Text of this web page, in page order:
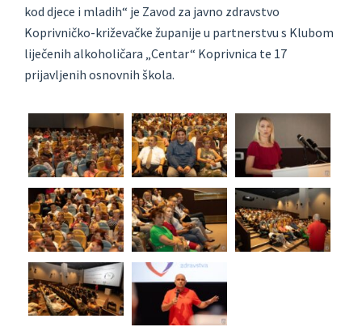
kod djece i mladih“ je Zavod za javno zdravstvo
Koprivničko-križevačke županije u partnerstvu s Klubom
liječenih alkoholičara „Centar“ Koprivnica te 17
prijavljenih osnovnih škola.